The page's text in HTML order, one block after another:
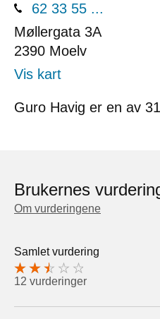
62 33 55 ...
Møllergata 3A
2390 Moelv
Vis kart
Guro Havig er en av
Brukernes
Om vurderingene
Samlet vurdering
12 vurderinger